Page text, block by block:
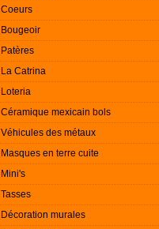
Coeurs
Bougeoir
Patères
La Catrina
Loteria
Céramique mexicain bols
Véhicules des métaux
Masques en terre cuite
Mini's
Tasses
Décoration murales